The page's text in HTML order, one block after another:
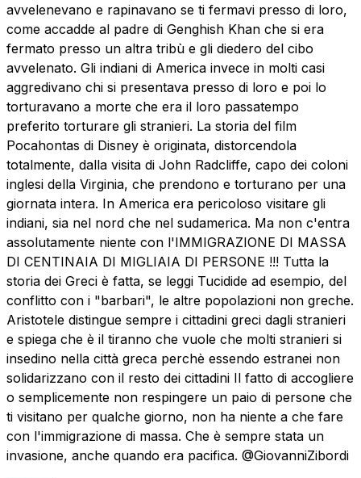
avvelenevano e rapinavano se ti fermavi presso di loro,
come accadde al padre di Genghish Khan che si era
fermato presso un altra tribù e gli diedero del cibo
avvelenato. Gli indiani di America invece in molti casi
aggredivano chi si presentava presso di loro e poi lo
torturavano a morte che era il loro passatempo
preferito torturare gli stranieri. La storia del film
Pocahontas di Disney è originata, distorcendola
totalmente, dalla visita di John Radcliffe, capo dei coloni
inglesi della Virginia, che prendono e torturano per una
giornata intera. In America era pericoloso visitare gli
indiani, sia nel nord che nel sudamerica. Ma non c'entra
assolutamente niente con l'IMMIGRAZIONE DI MASSA
DI CENTINAIA DI MIGLIAIA DI PERSONE !!! Tutta la
storia dei Greci è fatta, se leggi Tucidide ad esempio, del
conflitto con i "barbari", le altre popolazioni non greche.
Aristotele distingue sempre i cittadini greci dagli stranieri
e spiega che è il tiranno che vuole che molti stranieri si
insedino nella città greca perchè essendo estranei non
solidarizzano con il resto dei cittadini Il fatto di accogliere
o semplicemente non respingere un paio di persone che
ti visitano per qualche giorno, non ha niente a che fare
con l'immigrazione di massa. Che è sempre stata un
invasione, anche quando era pacifica. @GiovanniZibordi